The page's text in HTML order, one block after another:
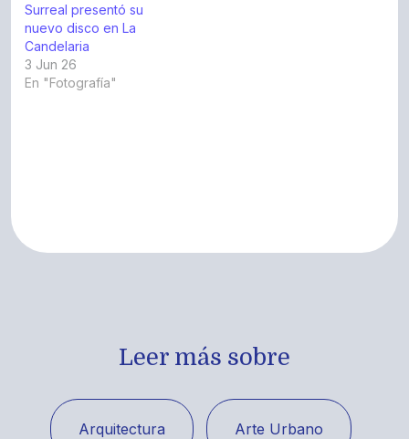
Surreal presentó su
nuevo disco en La
Candelaria
3 Jun 26
En "Fotografía"
Leer más sobre
Arquitectura Arte Urbano